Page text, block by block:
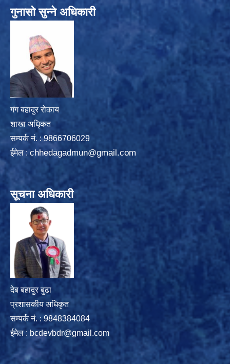
गुनासो सुन्ने अधिकारी
गंग बहादुर रोकाय
शाखा अधिृकत
सम्पर्क न‌ं. : 9866706029
ईमेल : chhedagadmun@gmail.com
सूचना अधिकारी
देब बहादुर बुढा
प्रशासकीय अधिकृत
सम्पर्क नं. : 9848384084
ईमेल : bcdevbdr@gmail.com